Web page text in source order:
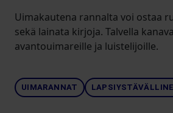
Uimakautena rannalta voi ostaa
sekä lainata kirjoja. Talvella
avantouimareille ja luistelijoille.
UIMARANNAT